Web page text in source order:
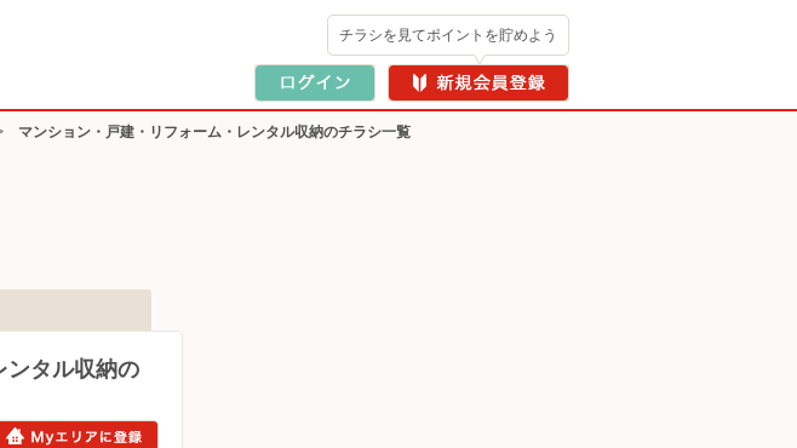
チラシを見てポイントを貯めよう
マンション・戸建・リフォーム・レンタル収納のチラシ一覧
ンタル収納の